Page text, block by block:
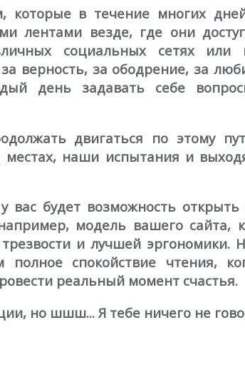
которые в течение многих
лентами везде, где они
социальных сетях
верность, за ободрение, за
день задавать себе
двигаться по этому
местах, наши испытания и
вас будет возможность
модель вашего сайта,
и лучшей эргономики.
полное спокойствие чтения,
реальный момент счастья.
но шшш... Я тебе ничего не